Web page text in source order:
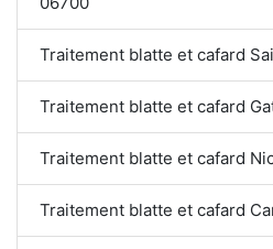
Traitement blatte et cafard
Traitement blatte et cafard
Traitement blatte et cafard
Traitement blatte et cafard